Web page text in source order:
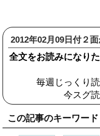
2012年02月09日付２
全文をお読みになり
毎週じっくり
今スグ
この記事のキーワード